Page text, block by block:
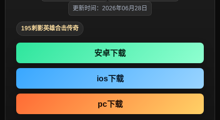
更新时间：2026年06月28日
195刺影英雄合击传奇
安卓下载
ios下载
pc下载